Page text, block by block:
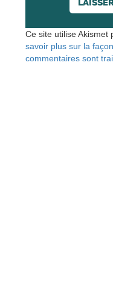
Ce site utilise Akismet
savoir plus sur la
commentaires sont